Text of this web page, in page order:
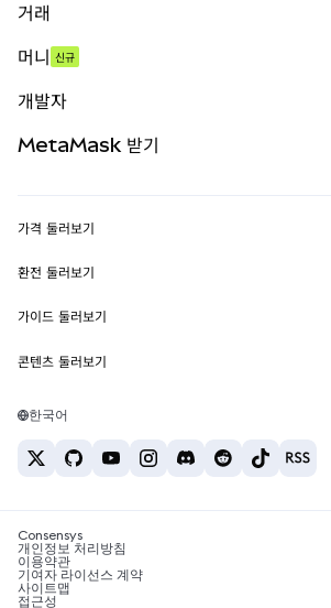
거래
무기한 선물
실물자산
머니 신규
개발자
MetaMask Connect
Snaps
웹3 서비스
MetaMask 받기
보안
고객 지원
채용
가격 둘러보기
이더리움 가격
솔라나 가격
테더 가격
환전 둘러보기
ETH를 USD로 환전
USDT를 INR로 환전
BTC를 INR로 환전
ETH를 USDT로 환전
가이드 둘러보기
ETH 매수
USDT 매수
SHIB 매수
BNB 매수
콘텐츠 둘러보기
솔라나 지갑
암호화폐 세금 뉴스
암호화폐 매수 방법
한국어
Consensys
개인정보 처리방침
이용약관
기여자 라이선스 계약
사이트맵
접근성